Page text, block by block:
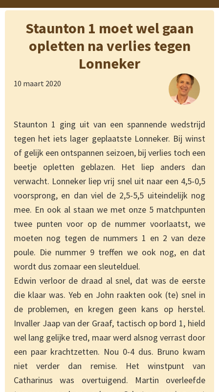
Staunton 1 moet wel gaan
opletten na verlies tegen
Lonneker
10 maart 2020
Staunton 1 ging uit van een spannende wedstrijd
tegen het iets lager geplaatste Lonneker. Bij winst
of gelijk een ontspannen seizoen, bij verlies toch een
beetje opletten geblazen. Het liep anders dan
verwacht. Lonneker liep vrij snel uit naar een 4,5-0,5
voorsprong, en dan viel de 2,5-5,5 uiteindelijk nog
mee. En ook al staan we met onze 5 matchpunten
twee punten voor op de nummer voorlaatst, we
moeten nog tegen de nummers 1 en 2 van deze
poule. Die nummer 9 treffen we ook nog, en dat
wordt dus zomaar een sleutelduel.
Edwin verloor de draad al snel, dat was de eerste
die klaar was. Yeb en John raakten ook (te) snel in
de problemen, en kregen geen kans op herstel.
Invaller Jaap van der Graaf, tactisch op bord 1, hield
wel lang gelijke tred, maar werd alsnog verrast door
een paar krachtzetten. Nou 0-4 dus. Bruno kwam
niet verder dan remise. Het winstpunt van
Catharinus was overtuigend. Martin overleefde